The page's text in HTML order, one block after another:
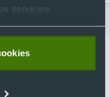
servicios.